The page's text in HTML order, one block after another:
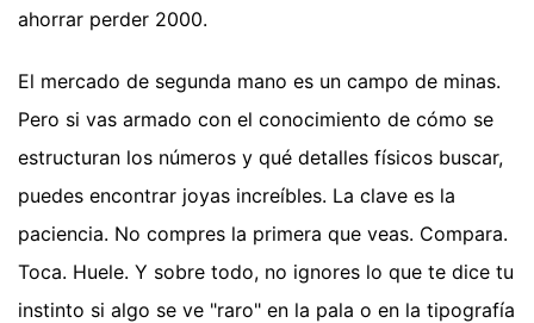
ahorrar perder 2000.
El mercado de segunda mano es un campo de minas.
Pero si vas armado con el conocimiento de cómo se
estructuran los números y qué detalles físicos buscar,
puedes encontrar joyas increíbles. La clave es la
paciencia. No compres la primera que veas. Compara.
Toca. Huele. Y sobre todo, no ignores lo que te dice tu
instinto si algo se ve "raro" en la pala o en la tipografía